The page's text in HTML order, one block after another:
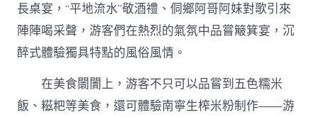
長桌宴，“平地流水”敬酒禮、侗鄉阿哥阿妹對歌引來
陣陣喝采聲，游客們在熱烈的氣氛中品嘗簸箕宴，沉
醉式體驗獨具特點的風俗風情。
在美食闤闠上，游客不只可以品嘗到五色糯米
飯、糍粑等美食，還可體驗南寧生榨米粉制作——游